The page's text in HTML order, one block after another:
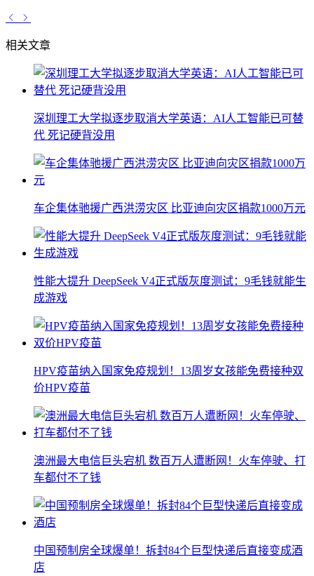
相关文章
深圳理工大学拟逐步取消大学英语：AI人工智能已可替
代 死记硬背没用
车企集体驰援广西洪涝灾区 比亚迪向灾区捐款1000万元
性能大提升 DeepSeek V4正式版灰度测试：9毛钱就能生
成游戏
HPV疫苗纳入国家免疫规划！13周岁女孩能免费接种双
价HPV疫苗
澳洲最大电信巨头宕机 数百万人遭断网！火车停驶、打
车都付不了钱
中国预制房全球爆单！拆封84个巨型快递后直接变成酒
店